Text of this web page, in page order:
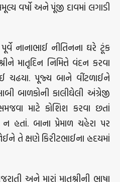
વર્ષો અને પૂંજી દાવમાં લગાડી
નાનાભાઈ નીતિનના ઘરે ટૂંક
માતૃદિન નિમિત્તે વંદન કરવા
ચઢયા. પૂજ્ય બાને વીંટળાઈને
બાળકોની કાલીઘેલી અંગ્રેજી
માટે કોશિશ કરવા છતાં
હતાં. બાના પ્રેમાળ ચહેરા પર
તે ક્ષણે કિરીટભાઈના હ્રદયમાં
અને મારાં માતૃશ્રીની ભાષા